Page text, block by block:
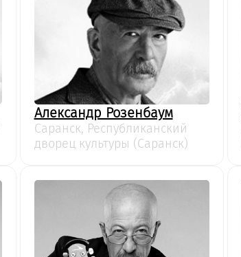
Александр Розенбаум
Саранск, Республиканский
дворец культуры (Саранск)